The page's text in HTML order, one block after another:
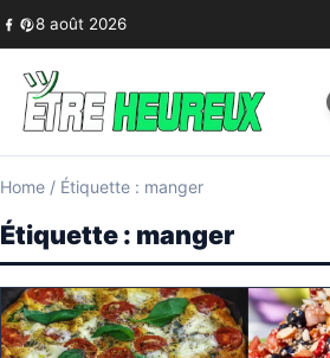
Skip to content
8 août 2026
Home / Étiquette : manger
Étiquette : manger